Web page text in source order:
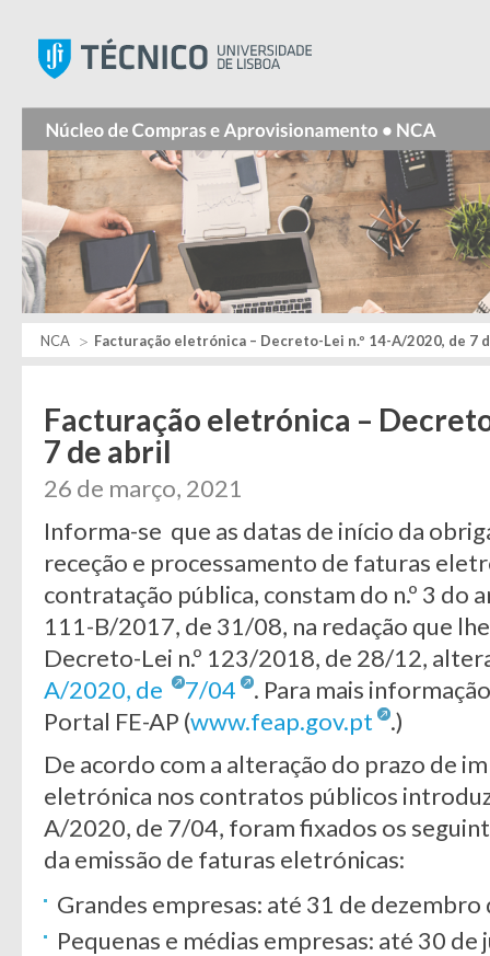
NCA Facturação eletrónica – Decreto-Lei n.º 14-A/2020, de 7
Facturação eletrónica –
7 de abril
26 de março, 2021
Informa-se que as datas de início da
receção e processamento de faturas
contratação pública, constam do n.º 3 do
111-B/2017, de 31/08, na redação que
Decreto-Lei n.º 123/2018, de 28/12,
A/2020, de
7/04
. Para mais
Portal FE-AP (www.feap.gov.pt
.)
De acordo com a alteração do prazo de
eletrónica nos contratos públicos
A/2020, de 7/04, foram fixados os
da emissão de faturas eletrónicas:
Grandes empresas: até 31 de dezembro
Pequenas e médias empresas: até 30 de